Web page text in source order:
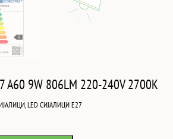
A60 9W 806LM 220-240V 2700K
,LED СИЈАЛИЦИ Е27